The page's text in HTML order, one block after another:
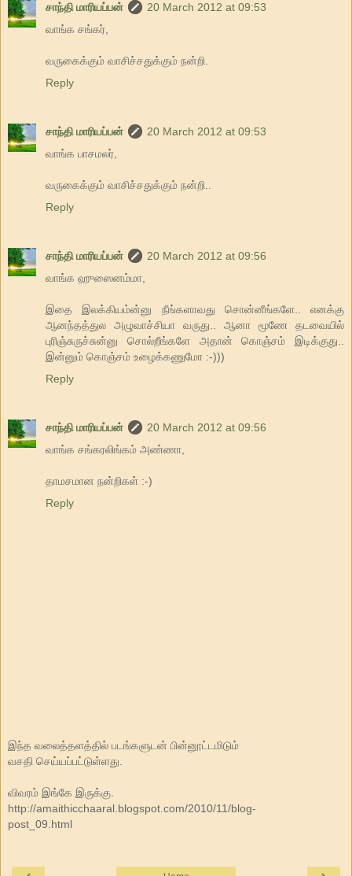
சாந்தி மாரியப்பன்
20 March 2012 at 09:53
வாங்க சங்கர்,
வருகைக்கும் வாசிச்சதுக்கும் நன்றி.
Reply
சாந்தி மாரியப்பன்
20 March 2012 at 09:53
வாங்க பாசமலர்,
வருகைக்கும் வாசிச்சதுக்கும் நன்றி..
Reply
சாந்தி மாரியப்பன்
20 March 2012 at 09:56
வாங்க ஹுஸைனம்மா,
இதை இலக்கியம்ன்னு நீங்களாவது சொன்னீங்களே.. எனக்கு
ஆனந்தத்துல அழுவாச்சியா வருது.. ஆனா மூணே தடவையில்
புரிஞ்சுருச்சுன்னு சொல்றீங்களே அதான் கொஞ்சம் இடிக்குது..
இன்னும் கொஞ்சம் உழைக்கணுமோ :-)))
Reply
சாந்தி மாரியப்பன்
20 March 2012 at 09:56
வாங்க சங்கரலிங்கம் அண்ணா,
தாமசமான நன்றிகள் :-)
Reply
இந்த வலைத்தளத்தில் படங்களுடன் பின்னூட்டமிடும்
வசதி செய்யப்பட்டுள்ளது.
விவரம் இங்கே இருக்கு.
http://amaithicchaaral.blogspot.com/2010/11/blog-
post_09.html